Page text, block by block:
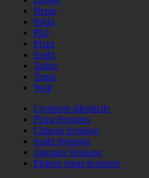
Nems
Paëla
Phö
Pizza
Sushi
Tajine
Tapas
Wok
Livraison àdomicile
Pizza livraison
Chinois livraison
Sushi livraison
Japonais livraison
Plateau repas livraison